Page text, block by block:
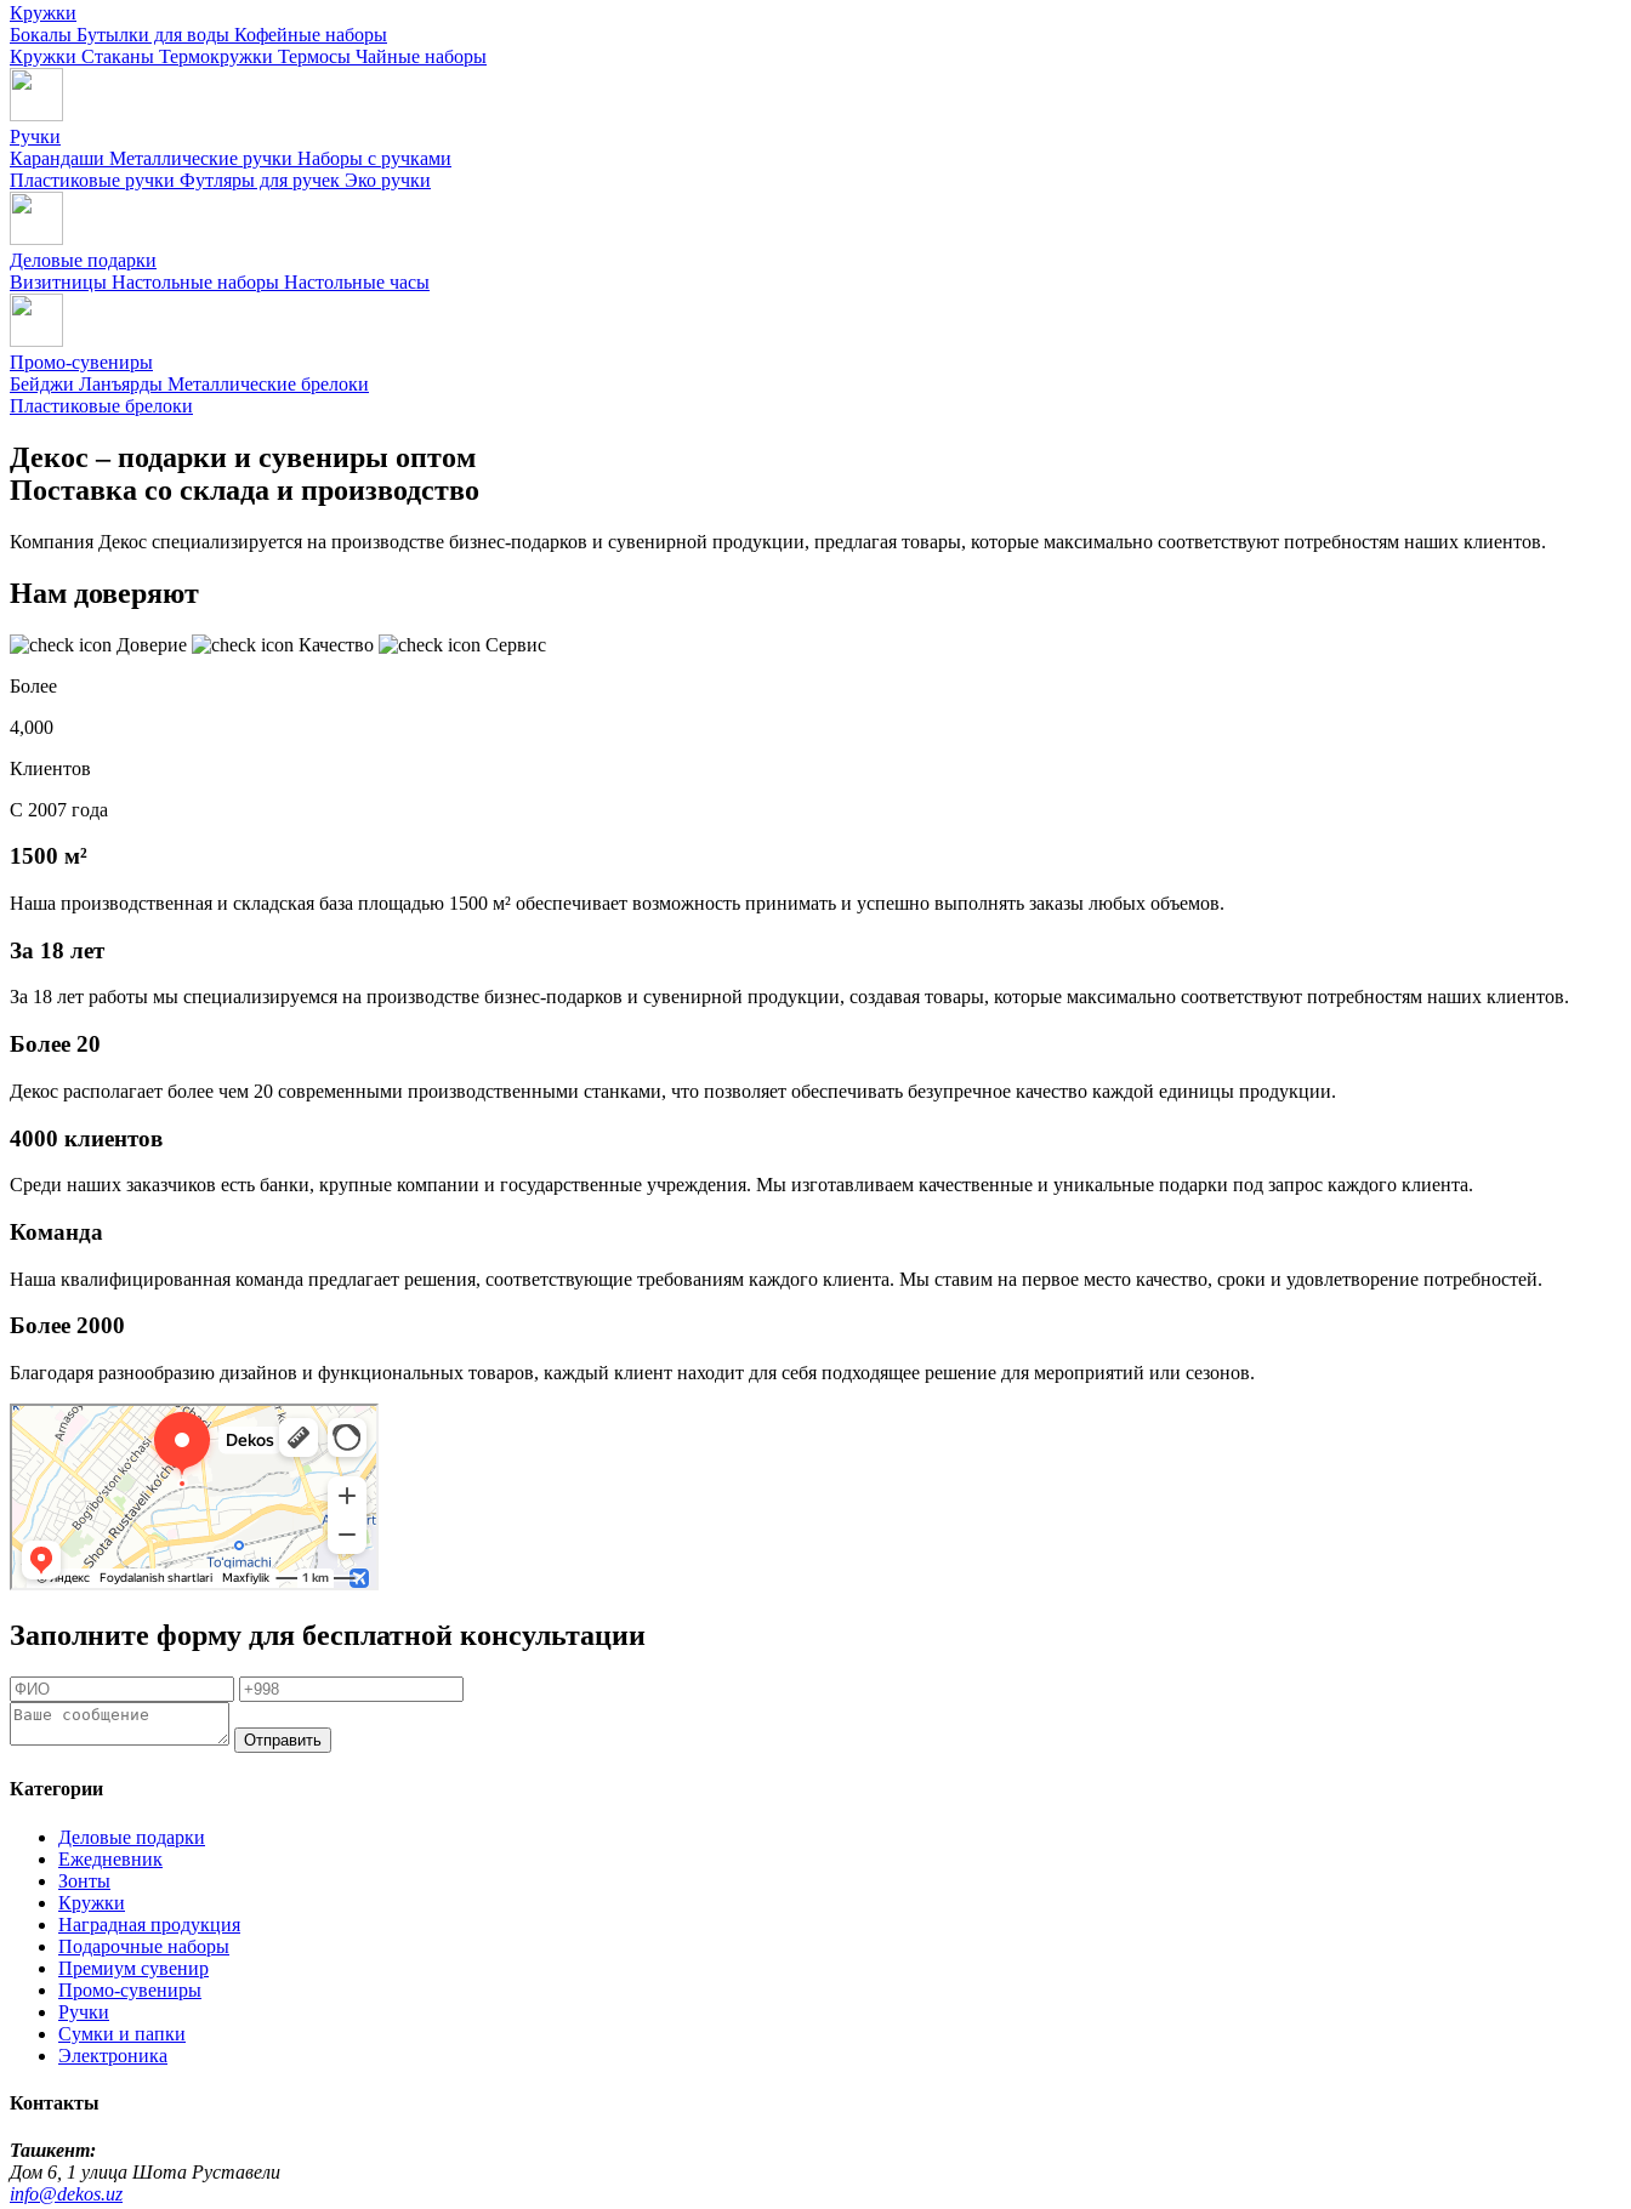
Кружки
Бокалы Бутылки для воды Кофейные наборы
Кружки Стаканы Термокружки Термосы Чайные наборы
Ручки
Карандаши Металлические ручки Наборы с ручками
Пластиковые ручки Футляры для ручек Эко ручки
Деловые подарки
Визитницы Настольные наборы Настольные часы
Промо-сувениры
Бейджи Ланъярды Металлические брелоки
Пластиковые брелоки
Декос – подарки и сувениры оптом
Поставка со склада и производство
Компания Декос специализируется на производстве бизнес-подарков и сувенирной продукции, предлагая товары, которые максимально соответствуют потребностям наших клиентов.
Нам доверяют
Доверие Качество
Сервис
Более
4,000
Клиентов
С 2007 года
1500 м²
Наша производственная и складская база площадью 1500 м² обеспечивает возможность принимать и успешно выполнять заказы любых объемов.
За 18 лет
За 18 лет работы мы специализируемся на производстве бизнес-подарков и сувенирной продукции, создавая товары, которые максимально соответствуют потребностям наших клиентов.
Более 20
Декос располагает более чем 20 современными производственными станками, что позволяет обеспечивать безупречное качество каждой единицы продукции.
4000 клиентов
Среди наших заказчиков есть банки, крупные компании и государственные учреждения. Мы изготавливаем качественные и уникальные подарки под запрос каждого клиента.
Команда
Наша квалифицированная команда предлагает решения, соответствующие требованиям каждого клиента. Мы ставим на первое место качество, сроки и удовлетворение потребностей.
Более 2000
Благодаря разнообразию дизайнов и функциональных товаров, каждый клиент находит для себя подходящее решение для мероприятий или сезонов.
Заполните форму для бесплатной консультации
Отправить
Категории
Деловые подарки
Ежедневник
Зонты
Кружки
Наградная продукция
Подарочные наборы
Премиум сувенир
Промо-сувениры
Ручки
Сумки и папки
Электроника
Контакты
Ташкент:
Дом 6, 1 улица Шота Руставели
info@dekos.uz